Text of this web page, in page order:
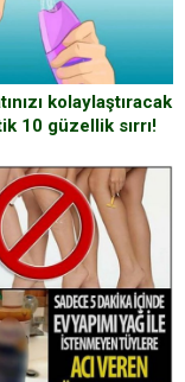
kolaylaştıracak
10 güzellik sırrı!